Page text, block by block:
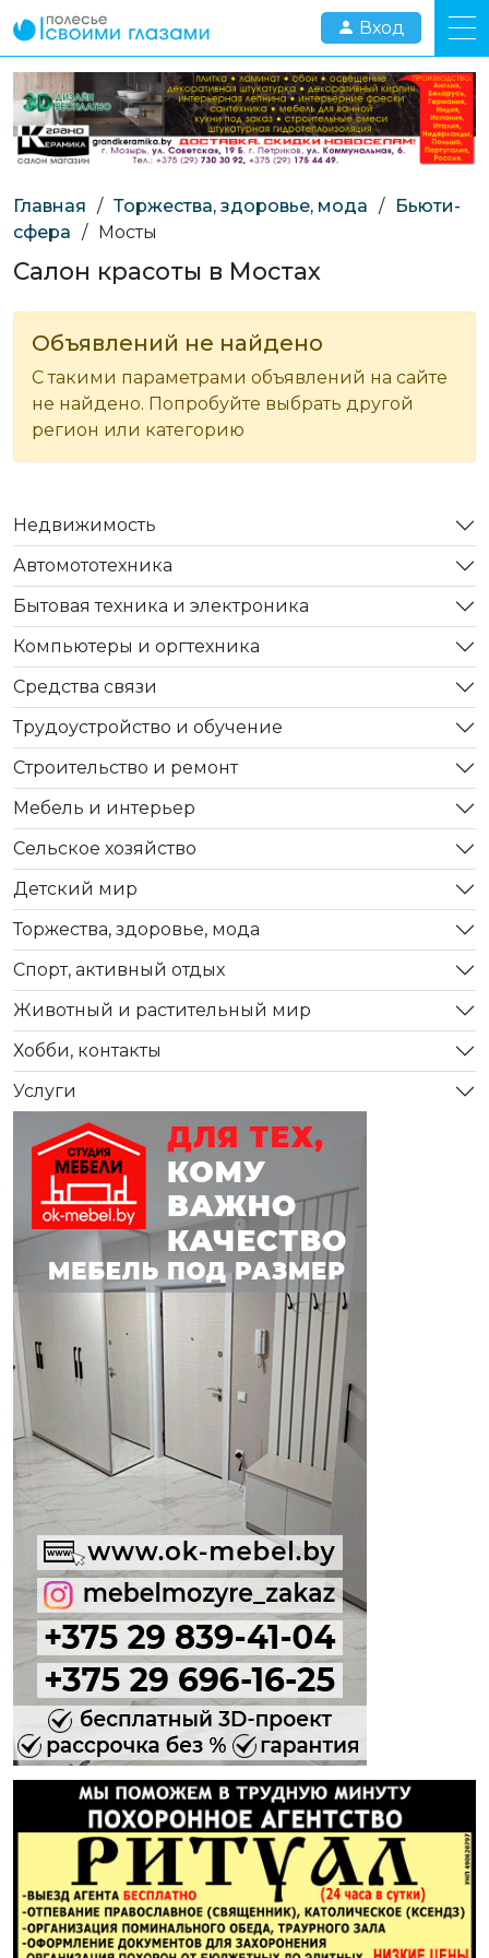
Вход
Главная / Торжества, здоровье, мода /
Бьюти-
сфера / Мосты
Салон красоты в Мостах
Объявлений не найдено
С такими параметрами объявлений на сайте
не найдено. Попробуйте выбрать другой
регион или категорию
Недвижимость
Автомототехника
Бытовая техника и электроника
Компьютеры и оргтехника
Средства связи
Трудоустройство и обучение
Строительство и ремонт
Мебель и интерьер
Сельское хозяйство
Детский мир
Торжества, здоровье, мода
Спорт, активный отдых
Животный и растительный мир
Хобби, контакты
Услуги